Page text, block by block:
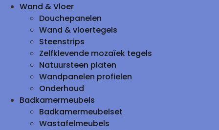
Wand & Vloer
Douchepanelen
Wand & vloertegels
Steenstrips
Zelfklevende mozaïek tegels
Natuursteen platen
Wandpanelen profielen
Onderhoud
Badkamermeubels
Badkamermeubelset
Wastafelmeubels